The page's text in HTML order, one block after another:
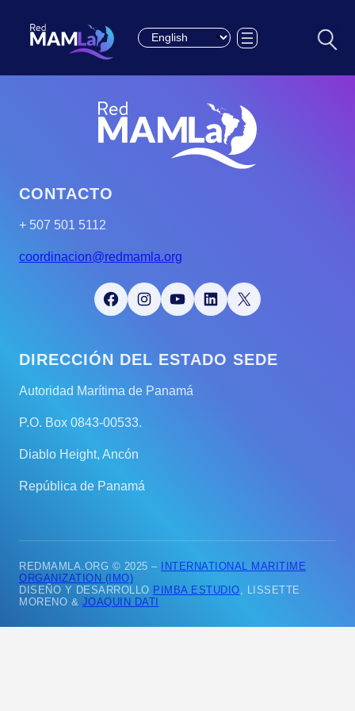
Choose a language
CONTACTO
+ 507 501 5112
coordinacion@redmamla.org
Facebook Instagram YouTube LinkedIn X
DIRECCIÓN DEL ESTADO SEDE
Autoridad Marítima de Panamá
P.O. Box 0843-00533.
Diablo Height, Ancón
República de Panamá
REDMAMLA.ORG © 2025 –
INTERNATIONAL MARITIME
ORGANIZATION (IMO)
DISEÑO Y DESARROLLO PIMBA ESTUDIO, LISSETTE
MORENO & JOAQUIN DATI